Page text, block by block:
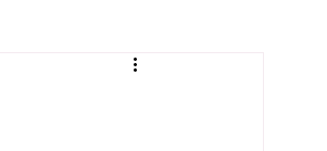
SIGNALÉTIQUE